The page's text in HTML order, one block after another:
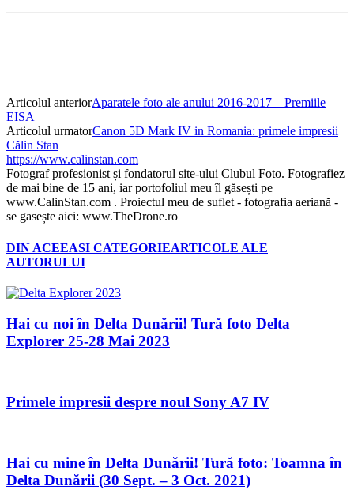
Articolul anteriorAparatele foto ale anului 2016-2017 – Premiile
EISA
Articolul urmatorCanon 5D Mark IV in Romania: primele impresii
Călin Stan
https://www.calinstan.com
Fotograf profesionist și fondatorul site-ului Clubul Foto. Fotografiez
de mai bine de 15 ani, iar portofoliul meu îl găsești pe
www.CalinStan.com . Proiectul meu de suflet - fotografia aeriană -
se gasește aici: www.TheDrone.ro
DIN ACEEASI CATEGORIEARTICOLE ALE
AUTORULUI
Hai cu noi în Delta Dunării! Tură foto Delta
Explorer 25-28 Mai 2023
Primele impresii despre noul Sony A7 IV
Hai cu mine în Delta Dunării! Tură foto: Toamna în
Delta Dunării (30 Sept. – 3 Oct. 2021)